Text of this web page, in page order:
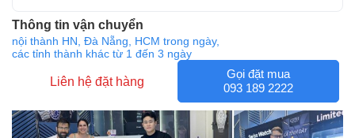
Thông tin vận chuyển
nội thành HN, Đà Nẵng, HCM trong ngày,
các tỉnh thành khác từ 1 đến 3 ngày
Liên hệ đặt hàng
Gọi đặt mua
093 189 2222